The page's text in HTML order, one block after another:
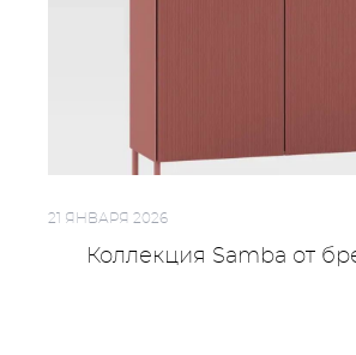
21 ЯНВАРЯ 2026
Коллекция Samba от